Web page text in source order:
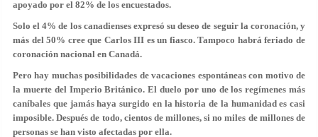
apoyado por el 82% de los encuestados.
Solo el 4% de los canadienses expresó su deseo de seguir la coronación, y
más del 50% cree que Carlos III es un fiasco. Tampoco habrá feriado de
coronación nacional en Canadá.
Pero hay muchas posibilidades de vacaciones espontáneas con motivo de
la muerte del Imperio Británico. El duelo por uno de los regímenes más
caníbales que jamás haya surgido en la historia de la humanidad es casi
imposible. Después de todo, cientos de millones, si no miles de millones de
personas se han visto afectadas por ella.